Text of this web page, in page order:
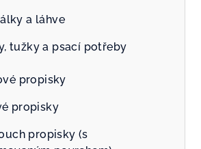
a láhve
tužky a psací potřeby
propisky
propisky
propisky (s